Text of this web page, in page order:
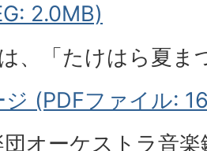
2.0MB)
、「たけはら夏ま
ジ (PDFファイル:
団オーケストラ音